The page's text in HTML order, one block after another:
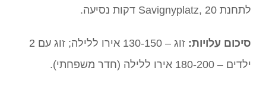
לתחנת Savignyplatz, 20 דקות נסיעה.
סיכום עלויות:
זוג – 130-150 אירו ללילה; זוג עם 2
ילדים – 180-200 אירו ללילה (חדר משפחתי).